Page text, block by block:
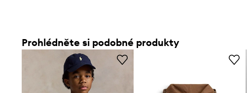
Prohlédněte si podobné produkty